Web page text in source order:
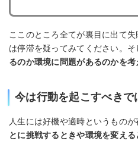
ここのところ全てが裏目に出て
は停滞を疑ってみてください。そ
るのか環境に問題があるのかを考
今は行動を起こすべきで
人生には好機や適時というもの
とに挑戦するときや環境を変え